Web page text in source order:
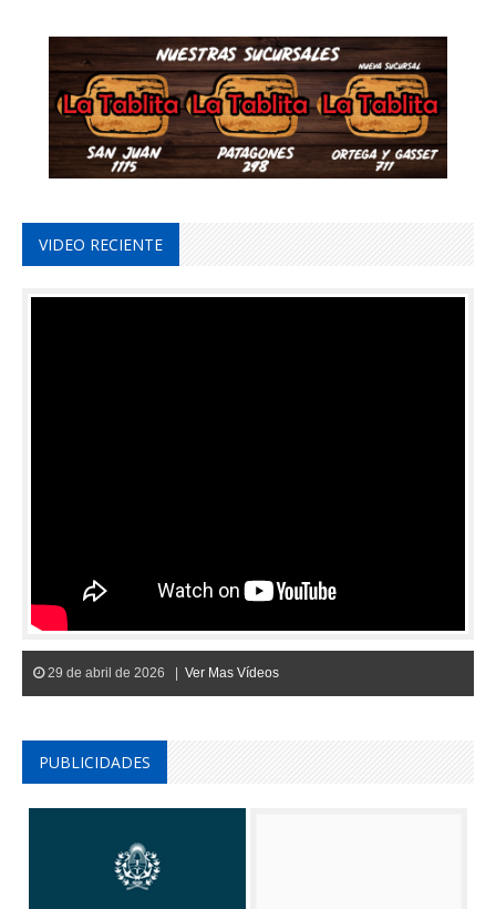
VIDEO RECIENTE
29 de abril de 2026 | Ver Mas Vídeos
PUBLICIDADES